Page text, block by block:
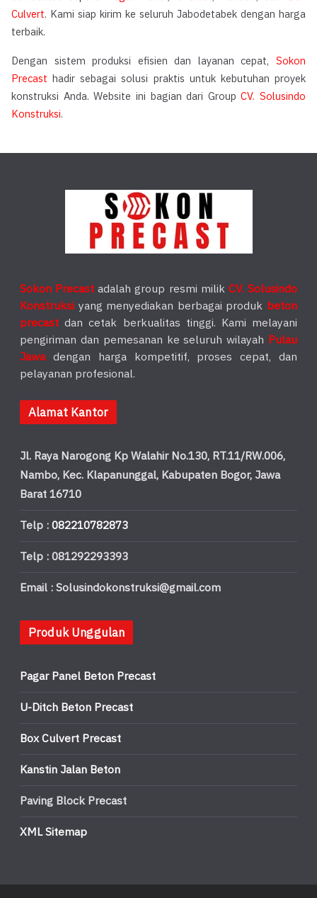
Culvert. Kami siap kirim ke seluruh Jabodetabek dengan harga
terbaik.
Dengan sistem produksi efisien dan layanan cepat, Sokon
Precast hadir sebagai solusi praktis untuk kebutuhan proyek
konstruksi Anda. Website ini bagian dari GroupCV. Solusindo
Konstruksi.
Sokon Precast adalah group resmi milik CV. Solusindo
Konstruksi yang menyediakan berbagai produk beton
precast dan cetak berkualitas tinggi. Kami melayani
pengiriman dan pemesanan ke seluruh wilayah Pulau
Jawadengan harga kompetitif, proses cepat, dan
pelayanan profesional.
Alamat Kantor
Jl. Raya Narogong Kp Walahir No.130, RT.11/RW.006,
Nambo, Kec. Klapanunggal, Kabupaten Bogor, Jawa
Barat 16710
Telp :082210782873
Telp : 081292293393
Email : Solusindokonstruksi@gmail.com
Produk Unggulan
Pagar Panel Beton Precast
U-Ditch Beton Precast
Box Culvert Precast
Kanstin Jalan Beton
Paving Block Precast
XML Sitemap